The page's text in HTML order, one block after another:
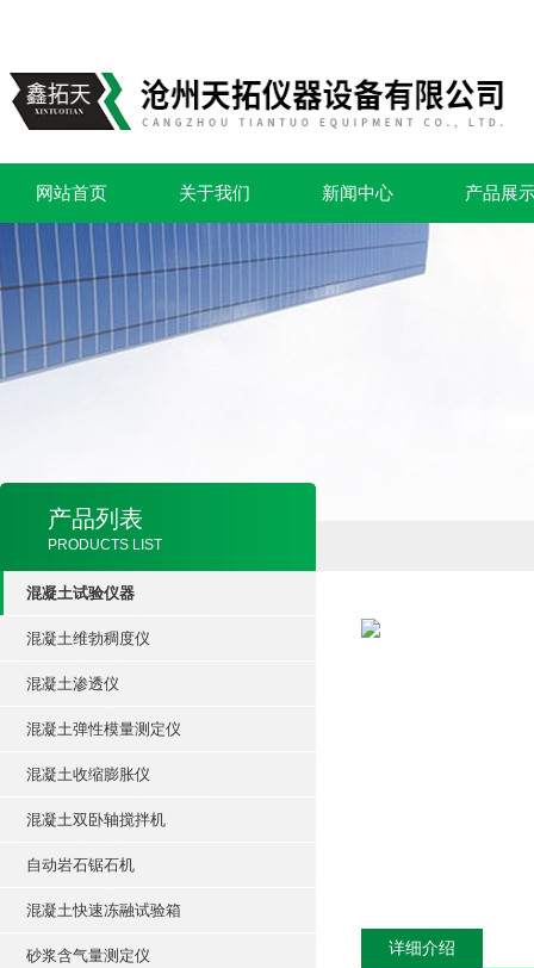
网站首页 关于我们 新闻中心 产品展
产品列表
PRODUCTS LIST
混凝土试验仪器
混凝土维勃稠度仪
混凝土渗透仪
混凝土弹性模量测定仪
混凝土收缩膨胀仪
混凝土双卧轴搅拌机
自动岩石锯石机
混凝土快速冻融试验箱
砂浆含气量测定仪 详细介绍